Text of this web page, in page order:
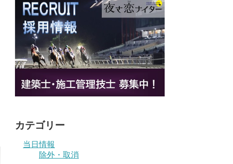
カテゴリー
当日情報
除外・取消